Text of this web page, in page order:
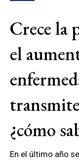
Crece la
el
¿cómo
En el último año